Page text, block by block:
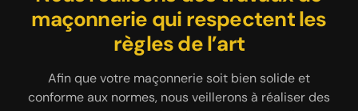
maçonnerie qui respectent les
règles de l’art
Afin que votre maçonnerie soit bien solide et
conforme aux normes, nous veillerons à réaliser des
maçons qualifiés
Les travaux de maçonnerie 42440 de nos clients
seront remis entre les mains de notre équipe
d’artisans maçons. Sachez que tous nos experts
un beau muret
Un muret pour agrémenter le jardin est
certainement le bienvenu. Pour toute construction
de muret 42440, l’entreprise MARCHAL Renovation